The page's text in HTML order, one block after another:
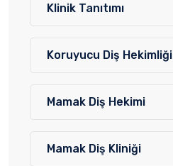
Klinik Tanıtımı
Koruyucu Diş Hekimliği
Mamak Diş Hekimi
Mamak Diş Kliniği